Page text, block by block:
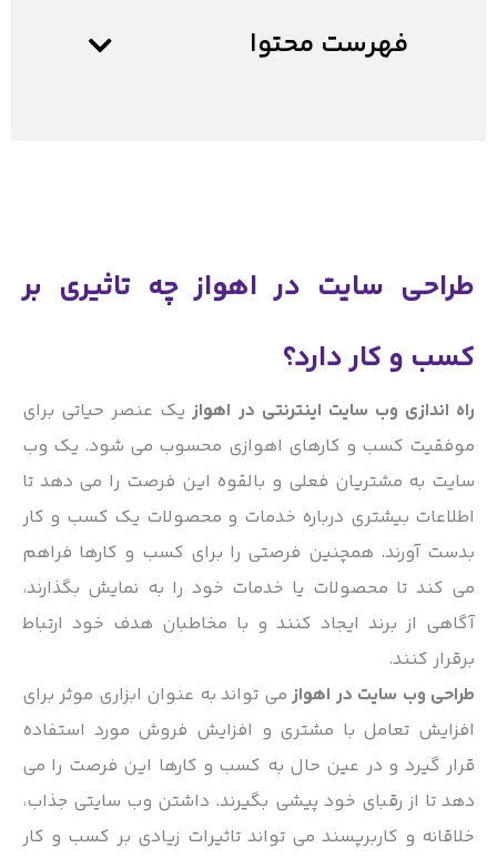
فهرست محتوا
طراحی سایت در اهواز چه تاثیری بر
کسب و کار دارد؟
راه اندازی وب سایت اینترنتی در اهوازیک عنصر حیاتی برای
موفقیت کسب و کارهای اهوازی محسوب می شود. یک وب
سایت به مشتریان فعلی و بالقوه این فرصت را می دهد تا
اطلاعات بیشتری درباره خدمات و محصولات یک کسب و کار
بدست آورند. همچنین فرصتی را برای کسب و کارها فراهم
می کند تا محصولات یا خدمات خود را به نمایش بگذارند،
آگاهی از برند ایجاد کنند و با مخاطبان هدف خود ارتباط
برقرار کنند.
طراحی وب سایت در اهوازمی تواند به عنوان ابزاری موثر برای
افزایش تعامل با مشتری و افزایش فروش مورد استفاده
قرار گیرد و در عین حال به کسب و کارها این فرصت را می
دهد تا از رقبای خود پیشی بگیرند. داشتن وب سایتی جذاب،
خلاقانه و کاربرپسند می تواند تاثیرات زیادی بر کسب و کار